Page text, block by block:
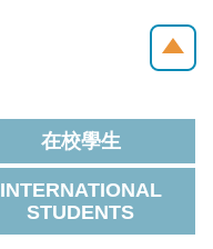
在校學生
INTERNATIONAL
STUDENTS